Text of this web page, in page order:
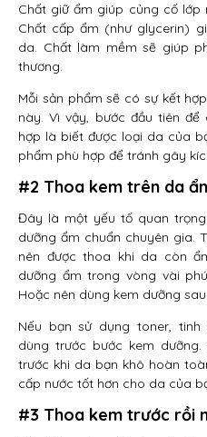
Chất giữ ẩm giúp củng cố
Chất cấp ẩm (như glycerin)
da. Chất làm mềm sẽ giúp
thương.
Mỗi sản phẩm sẽ có sự kết
này. Vì vậy, bước đầu tiên
hợp là biết được loại da của
phẩm phù hợp để tránh gây
#2 Thoa kem trên da
Đây là một yếu tố quan
dưỡng ẩm chuẩn chuyên gia.
nên được thoa khi da còn
dưỡng ẩm trong vòng vài
Hoặc nên dùng kem dưỡng
Nếu bạn sử dụng toner,
dùng trước bước kem
trước khi da bạn khô hoàn
cấp nước tốt hơn cho da của
#3 Thoa kem trước rồi